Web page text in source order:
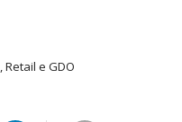
,Retail e GDO